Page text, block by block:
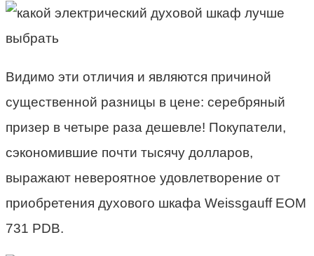
Видимо эти отличия и являются причиной
существенной разницы в цене: серебряный
призер в четыре раза дешевле! Покупатели,
сэкономившие почти тысячу долларов,
выражают невероятное удовлетворение от
приобретения духового шкафа Weissgauff EOM
731 PDB.